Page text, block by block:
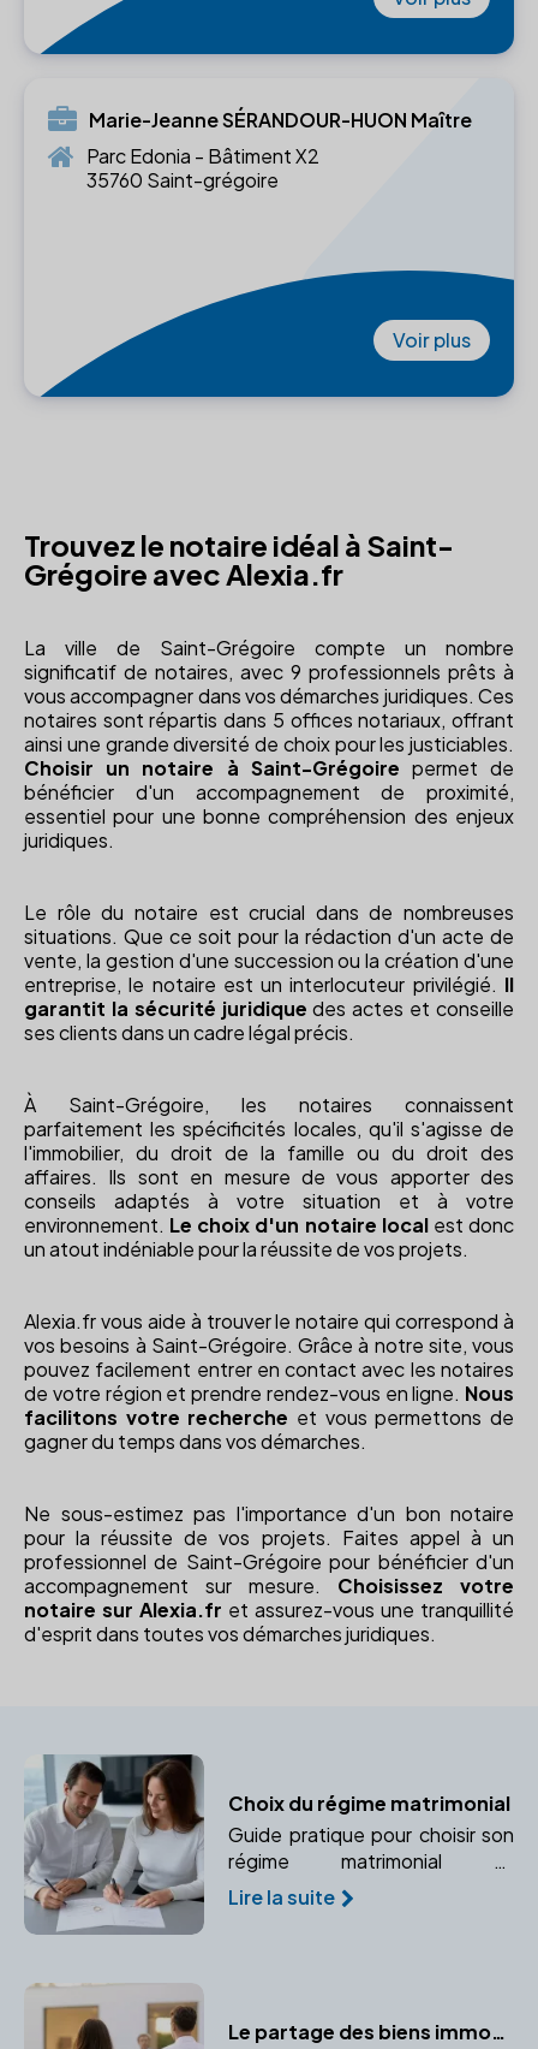
Marie-Jeanne SÉRANDOUR-HUON Maître
Parc Edonia - Bâtiment X2
35760 Saint-grégoire
Voir plus
Trouvez le notaire idéal à Saint-
Grégoire avec Alexia.fr
La ville de Saint-Grégoire compte un nombre
significatif de notaires, avec 9 professionnels prêts à
vous accompagner dans vos démarches juridiques. Ces
notaires sont répartis dans 5 offices notariaux, offrant
ainsi une grande diversité de choix pour les justiciables.
Choisir un notaire à Saint-Grégoire permet de
bénéficier d'un accompagnement de proximité,
essentiel pour une bonne compréhension des enjeux
juridiques.
Le rôle du notaire est crucial dans de nombreuses
situations. Que ce soit pour la rédaction d'un acte de
vente, la gestion d'une succession ou la création d'une
entreprise, le notaire est un interlocuteur privilégié. Il
garantit la sécurité juridique des actes et conseille
ses clients dans un cadre légal précis.
À Saint-Grégoire, les notaires connaissent
parfaitement les spécificités locales, qu'il s'agisse de
l'immobilier, du droit de la famille ou du droit des
affaires. Ils sont en mesure de vous apporter des
conseils adaptés à votre situation et à votre
environnement. Le choix d'un notaire localest donc
un atout indéniable pour la réussite de vos projets.
Alexia.fr vous aide à trouver le notaire qui correspond à
vos besoins à Saint-Grégoire. Grâce à notre site, vous
pouvez facilement entrer en contact avec les notaires
de votre région et prendre rendez-vous en ligne. Nous
facilitons votre recherche et vous permettons de
gagner du temps dans vos démarches.
Ne sous-estimez pas l'importance d'un bon notaire
pour la réussite de vos projets. Faites appel à un
professionnel de Saint-Grégoire pour bénéficier d'un
accompagnement sur mesure. Choisissez votre
notaire sur Alexia.fr et assurez-vous une tranquillité
d'esprit dans toutes vos démarches juridiques.
Choix du régime matrimonial
Guide pratique pour choisir son
régime matrimonial et
comprendre les implications
juridiques avec l'aide d'un
Lire la suite
Le partage des biens immobiliers en cas de divorce : le rôle du notaire